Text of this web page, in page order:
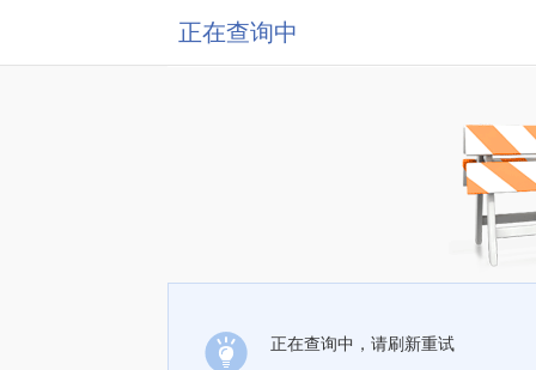
正在查询中
正在查询中，请刷新重试